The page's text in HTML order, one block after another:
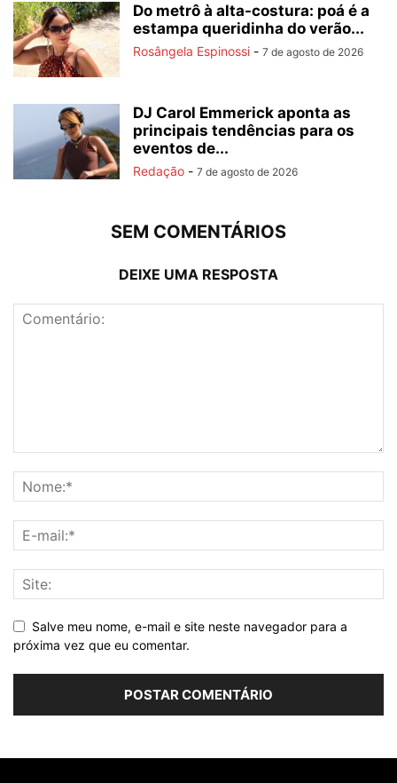
Do metrô à alta-costura: poá é a
estampa queridinha do verão...
Rosângela Espinossi - 7 de agosto de 2026
DJ Carol Emmerick aponta as
principais tendências para os
eventos de...
Redação - 7 de agosto de 2026
SEM COMENTÁRIOS
DEIXE UMA RESPOSTA
Salve meu nome, e-mail e site neste navegador para a
próxima vez que eu comentar.